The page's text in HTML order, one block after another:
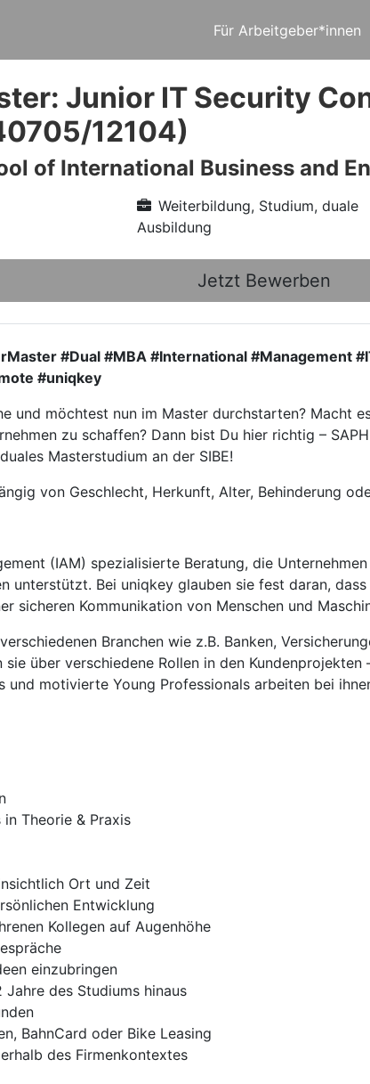
Für Arbeitgeber*innen
Junior IT Security
12104)
of International Business and
Weiterbildung, Studium, duale
Ausbildung
Jetzt Bewerben
#Dual #MBA #International #Management
#uniqkey
und möchtest nun im Master durchstarten? Macht
zu schaffen? Dann bist Du hier richtig –
Masterstudium an der SIBE!
von Geschlecht, Herkunft, Alter, Behinderung
(IAM) spezialisierte Beratung, die
unterstützt. Bei uniqkey glauben sie fest daran,
sicheren Kommunikation von Menschen und
Branchen wie z.B. Banken,
über verschiedene Rollen in den
motivierte Young Professionals arbeiten bei
Theorie & Praxis
Ort und Zeit
Entwicklung
Kollegen auf Augenhöhe
einzubringen
des Studiums hinaus
BahnCard oder Bike Leasing
des Firmenkontextes